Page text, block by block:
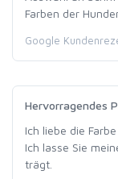
Farben der
Google
Hervorragendes
Ich liebe die
Ich lasse Sie
trägt.